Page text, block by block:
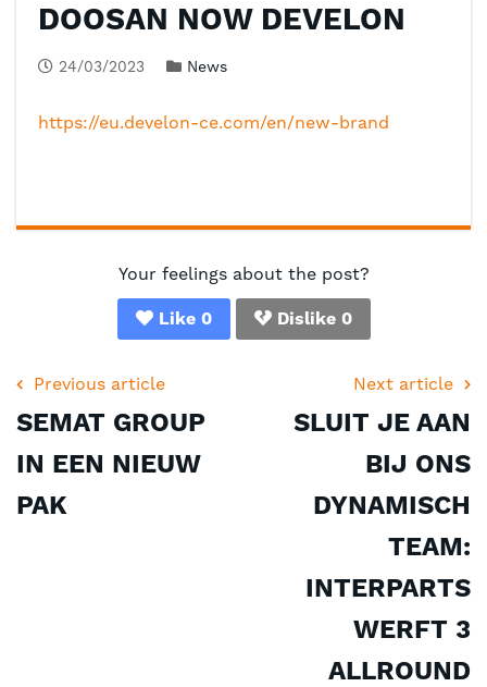
DOOSAN NOW DEVELON
24/03/2023 News
https://eu.develon-ce.com/en/new-brand
Your feelings about the post?
Like 0 Dislike 0
Previous article
SEMAT GROUP
IN EEN NIEUW
PAK
Next article
SLUIT JE AAN
BIJ ONS
DYNAMISCH
TEAM:
INTERPARTS
WERFT 3
ALLROUND